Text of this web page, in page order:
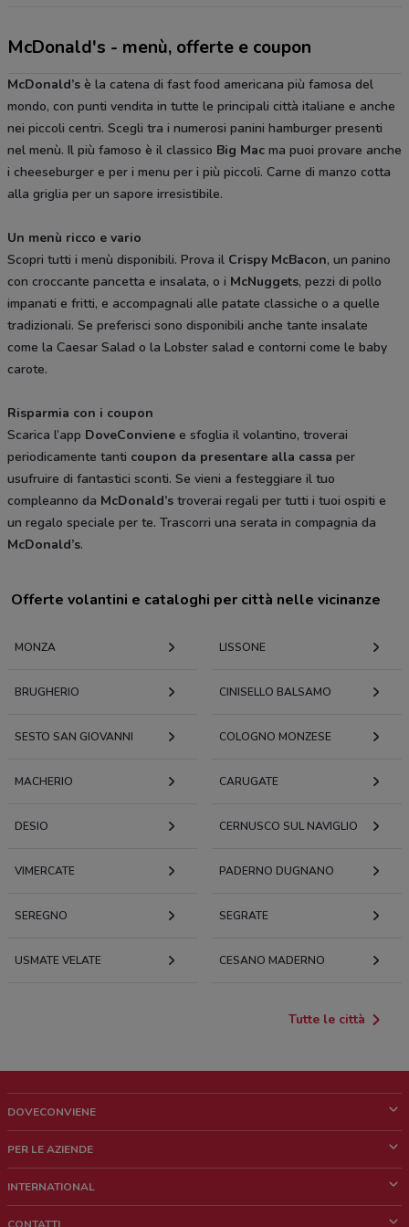
McDonald's - menù, offerte e coupon
McDonald’s è la catena di fast food americana più famosa del
mondo, con punti vendita in tutte le principali città italiane e anche
nei piccoli centri. Scegli tra i numerosi panini hamburger presenti
nel menù. Il più famoso è il classico Big Mac ma puoi provare anche
i cheeseburger e per i menu per i più piccoli. Carne di manzo cotta
alla griglia per un sapore irresistibile.
Un menù ricco e vario
Scopri tutti i menù disponibili. Prova il Crispy McBacon, un panino
con croccante pancetta e insalata, o i McNuggets, pezzi di pollo
impanati e fritti, e accompagnali alle patate classiche o a quelle
tradizionali. Se preferisci sono disponibili anche tante insalate
come la Caesar Salad o la Lobster salad e contorni come le baby
carote.
Risparmia con i coupon
Scarica l’app DoveConviene e sfoglia il volantino, troverai
periodicamente tanti coupon da presentare alla cassa per
usufruire di fantastici sconti. Se vieni a festeggiare il tuo
compleanno da McDonald’s troverai regali per tutti i tuoi ospiti e
un regalo speciale per te. Trascorri una serata in compagnia da
McDonald’s.
Offerte volantini e cataloghi per città nelle vicinanze
MONZA LISSONE
BRUGHERIO CINISELLO BALSAMO
SESTO SAN GIOVANNI COLOGNO MONZESE
MACHERIO CARUGATE
DESIO CERNUSCO SUL NAVIGLIO
VIMERCATE PADERNO DUGNANO
SEREGNO SEGRATE
USMATE VELATE CESANO MADERNO
Tutte le città
DOVECONVIENE
Chi siamo
PER LE AZIENDE
Richieste commerciali e marketing
INTERNATIONAL